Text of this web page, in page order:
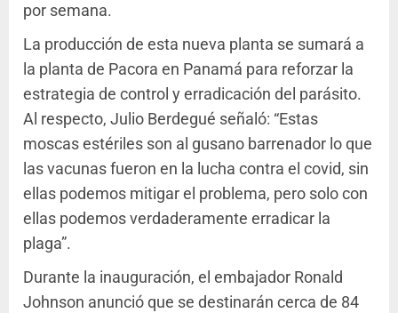
por semana.
La producción de esta nueva planta se sumará a
la planta de Pacora en Panamá para reforzar la
estrategia de control y erradicación del parásito.
Al respecto, Julio Berdegué señaló: “Estas
moscas estériles son al gusano barrenador lo que
las vacunas fueron en la lucha contra el covid, sin
ellas podemos mitigar el problema, pero solo con
ellas podemos verdaderamente erradicar la
plaga”.
Durante la inauguración, el embajador Ronald
Johnson anunció que se destinarán cerca de 84